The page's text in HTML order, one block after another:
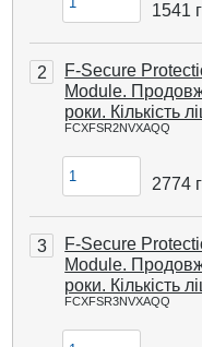
1541
2
F-Secure
Module.
роки. Кількість
FCXFSR2NVXAQQ
2774
3
F-Secure
Module.
роки. Кількість
FCXFSR3NVXAQQ